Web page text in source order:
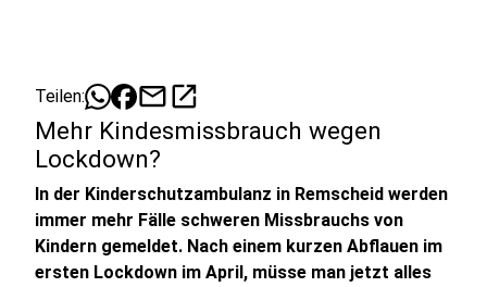
Teilen: mailopen_in_new
Mehr Kindesmissbrauch wegen
Lockdown?
In der Kinderschutzambulanz in Remscheid werden
immer mehr Fälle schweren Missbrauchs von
Kindern gemeldet. Nach einem kurzen Abflauen im
ersten Lockdown im April, müsse man jetzt alles